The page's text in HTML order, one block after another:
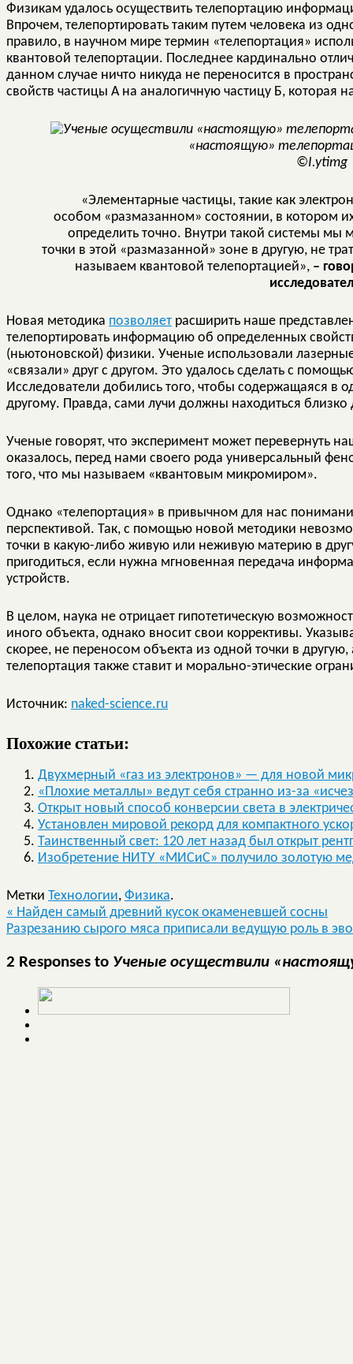
Физикам удалось осуществить телепортацию
Впрочем, телепортировать таким путем человека из
правило, в научном мире термин «телепортация»
квантовой телепортации. Последнее кардинально
данном случае ничто никуда не переносится в
свойств частицы А на аналогичную частицу Б, которая
«настоящую»
©I.ytimg
«Элементарные частицы, такие как
особом «размазанном» состоянии, в котором
определить точно. Внутри такой системы
точки в этой «размазанной» зоне в другую, не
называем квантовой телепортацией», –
Новая методика позволяет расширить наше
телепортировать информацию об определенных
(ньютоновской) физики. Ученые использовали
«связали» друг с другом. Это удалось сделать с
Исследователи добились того, чтобы содержащаяся в
другому. Правда, сами лучи должны находиться близко
Ученые говорят, что эксперимент может перевернуть
оказалось, перед нами своего рода универсальный
того, что мы называем «квантовым микромиром».
Однако «телепортация» в привычном для нас
перспективой. Так, с помощью новой методики
точки в какую-либо живую или неживую материю в
пригодиться, если нужна мгновенная передача
устройств.
В целом, наука не отрицает гипотетическую
иного объекта, однако вносит свои коррективы.
скорее, не переносом объекта из одной точки в
телепортация также ставит и морально-этические
Источник: naked-science.ru
Похожие статьи:
Двухмерный «газ из электронов» — для новой
«Плохие металлы» ведут себя странно из-за
Открыт новый способ конверсии света в
Установлен мировой рекорд для компактного
Таинственный свет: 120 лет назад был открыт
Изобретение НИТУ «МИСиС» получило золотую
Метки Технологии, Физика.
« Найден самый древний кусок окаменевшей сосны
Разрезанию сырого мяса приписали ведущую роль в
2 Responses to Ученые осуществили